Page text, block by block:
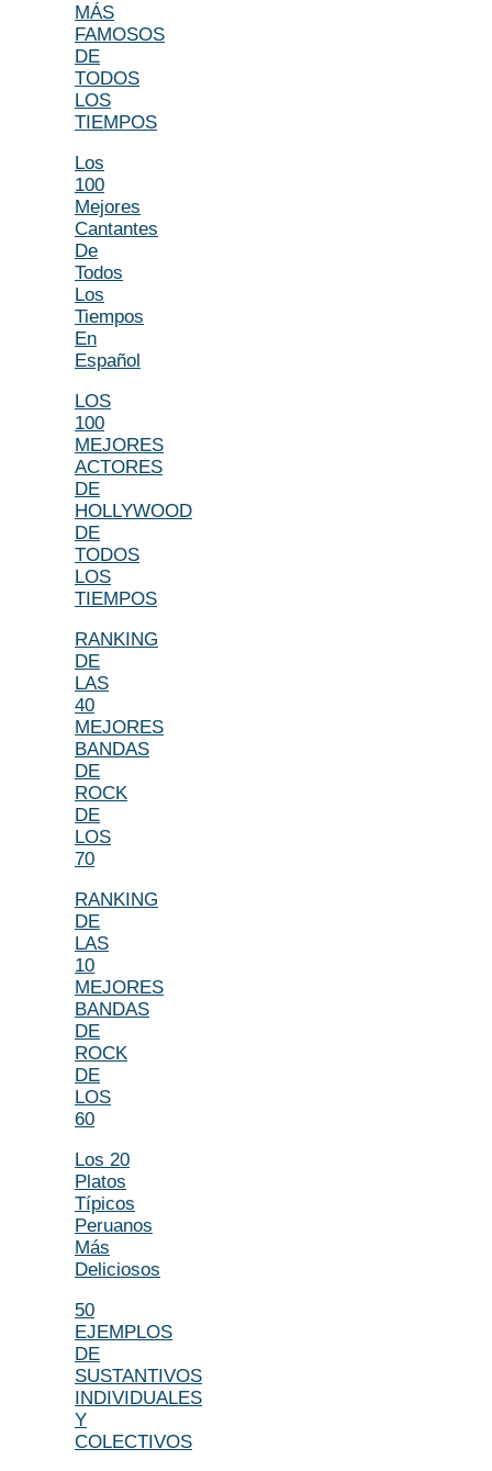
MÁS
FAMOSOS
DE
TODOS
LOS
TIEMPOS
Los
100
Mejores
Cantantes
De
Todos
Los
Tiempos
En
Español
LOS
100
MEJORES
ACTORES
DE
HOLLYWOOD
DE
TODOS
LOS
TIEMPOS
RANKING
DE
LAS
40
MEJORES
BANDAS
DE
ROCK
DE
LOS
70
RANKING
DE
LAS
10
MEJORES
BANDAS
DE
ROCK
DE
LOS
60
Los 20
Platos
Típicos
Peruanos
Más
Deliciosos
50
EJEMPLOS
DE
SUSTANTIVOS
INDIVIDUALES
Y
COLECTIVOS